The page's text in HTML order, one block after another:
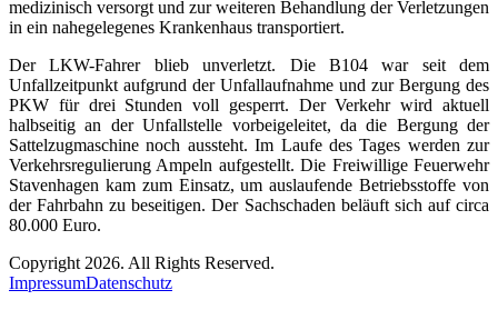
medizinisch versorgt und zur weiteren Behandlung der Verletzungen
in ein nahegelegenes Krankenhaus transportiert.
Der LKW-Fahrer blieb unverletzt. Die B104 war seit dem
Unfallzeitpunkt aufgrund der Unfallaufnahme und zur Bergung des
PKW für drei Stunden voll gesperrt. Der Verkehr wird aktuell
halbseitig an der Unfallstelle vorbeigeleitet, da die Bergung der
Sattelzugmaschine noch aussteht. Im Laufe des Tages werden zur
Verkehrsregulierung Ampeln aufgestellt. Die Freiwillige Feuerwehr
Stavenhagen kam zum Einsatz, um auslaufende Betriebsstoffe von
der Fahrbahn zu beseitigen. Der Sachschaden beläuft sich auf circa
80.000 Euro.
Copyright 2026. All Rights Reserved.
ImpressumDatenschutz